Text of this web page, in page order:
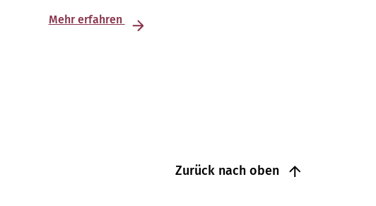
Mehr erfahren
Zurück nach oben